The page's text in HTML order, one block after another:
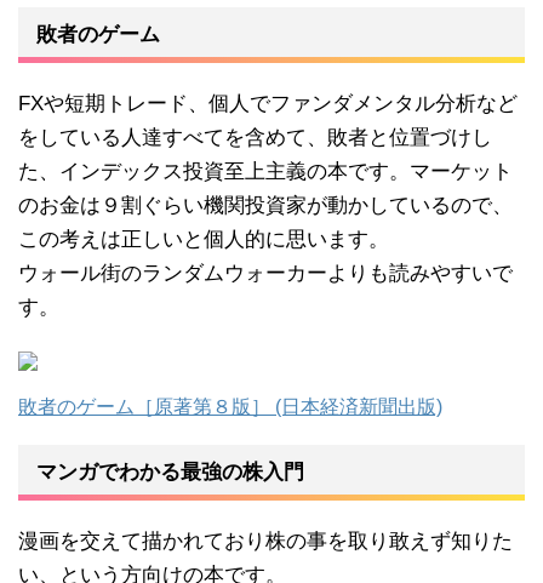
敗者のゲーム
FXや短期トレード、個人でファンダメンタル分析など
をしている人達すべてを含めて、敗者と位置づけし
た、インデックス投資至上主義の本です。マーケット
のお金は９割ぐらい機関投資家が動かしているので、
この考えは正しいと個人的に思います。
ウォール街のランダムウォーカーよりも読みやすいで
す。
敗者のゲーム［原著第８版］ (日本経済新聞出版)
マンガでわかる最強の株入門
漫画を交えて描かれており株の事を取り敢えず知りた
い、という方向けの本です。